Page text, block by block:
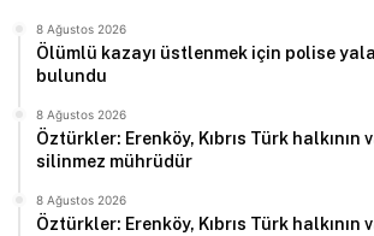
8 Ağustos 2026
Ölümlü kazayı üstlenmek için polise
bulundu
8 Ağustos 2026
Öztürkler: Erenköy, Kıbrıs Türk halkının
silinmez mührüdür
8 Ağustos 2026
Öztürkler: Erenköy, Kıbrıs Türk halkının